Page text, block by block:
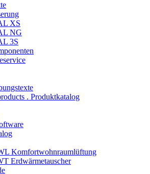
XS
NG
3S
. Produktkatalog
Komfortwohnraumlüftung
Erdwärmetauscher